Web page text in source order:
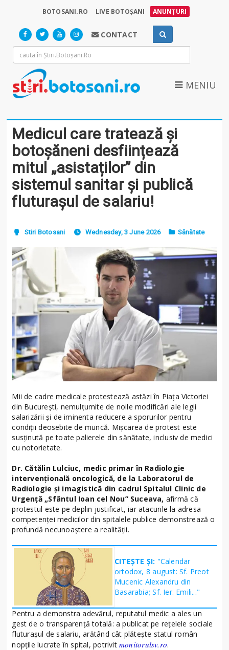
BOTOSANI.RO LIVE BOTOȘANI ANUNȚURI
CONTACT
MENIU
Medicul care tratează și
botoșăneni desființează
mitul „asistaților” din
sistemul sanitar și publică
fluturașul de salariu!
Stiri Botosani Wednesday, 3 June 2026 Sănătate
Mii de cadre medicale protestează astăzi în Piața Victoriei
din București, nemulțumite de noile modificări ale legii
salarizării și de iminenta reducere a sporurilor pentru
condiții deosebite de muncă. Mișcarea de protest este
susținută pe toate palierele din sănătate, inclusiv de medici
cu notorietate.
Dr. Cătălin Lulciuc, medic primar în Radiologie
intervențională oncologică, de la Laboratorul de
Radiologie și imagistică din cadrul Spitalul Clinic de
Urgență „Sfântul Ioan cel Nou” Suceava, afirmă că
protestul este pe deplin justificat, iar atacurile la adresa
competenței medicilor din spitalele publice demonstrează o
profundă necunoaștere a realității.
CITEȘTE ȘI: "Calendar
ortodox, 8 august: Sf. Preot
Mucenic Alexandru din
Basarabia; Sf. Ier. Emili..."
Pentru a demonstra adevărul, reputatul medic a ales un
gest de o transparență totală: a publicat pe rețelele sociale
fluturașul de salariu, arătând cât plătește statul român
nopțile lucrate în spital, potrivit monitorulsv.ro.